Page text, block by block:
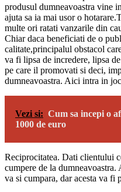
produsul dumneavoastra vine
ajuta sa ia mai usor o
multe ori ratati vanzarile din
Chiar daca beneficiati de o
calitate,principalul obstacol
va fi lipsa de incredere, lipsa
pe care il promovati si deci,
dumneavoastra. Aici intra in
Vezi si: Cum sa incepi o
1000 de euro
Reciprocitatea. Dati clientului
cumpere de la dumneavoastra.
va si cumpara, dar acesta va fi